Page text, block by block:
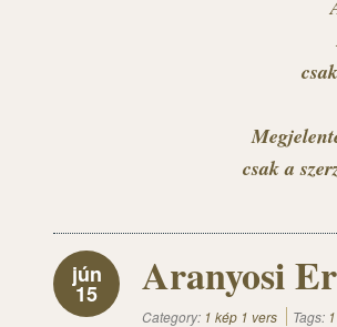
csaka
jún
15 Aranyosi
Category: 1 kép 1 vers Tags: